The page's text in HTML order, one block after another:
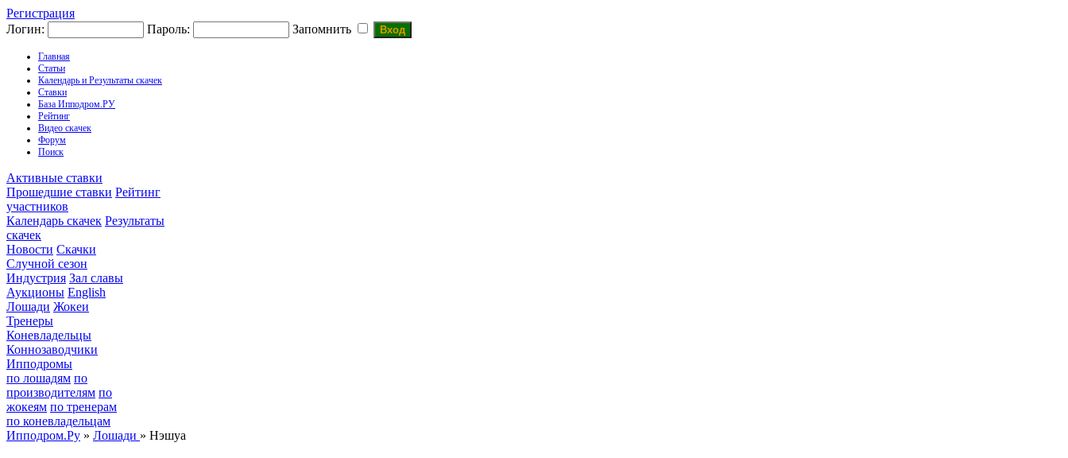
Регистрация
Логин:
Пароль: Запомнить
Главная
Статьи
Календарь и Результаты скачек
Ставки
База Ипподром.РУ
Рейтинг
Видео скачек
Форум
Поиск
Активные ставки
Прошедшие ставки Рейтинг
участников
Календарь скачек Результаты
скачек
Новости Скачки
Случной сезон
Индустрия Зал славы
Аукционы English
Лошади Жокеи
Тренеры
Коневладельцы
Коннозаводчики
Ипподромы
по лошадям по
производителям по
жокеям по тренерам
по коневладельцам
Ипподром.Ру » Лошади » Нэшуа